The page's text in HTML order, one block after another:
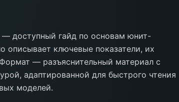
— доступный гайд по основам юнит-
описывает ключевые показатели, их
— разъяснительный материал с
адаптированной для быстрого чтения
моделей.